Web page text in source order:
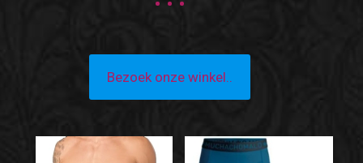
Bezoek onze winkel..